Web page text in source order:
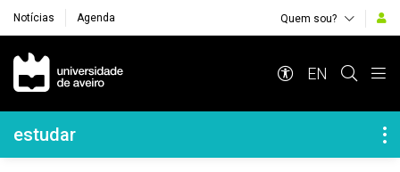
Notícias Agenda Quem sou?
Navegação Principal
EN
Navegação Lateral
estudar